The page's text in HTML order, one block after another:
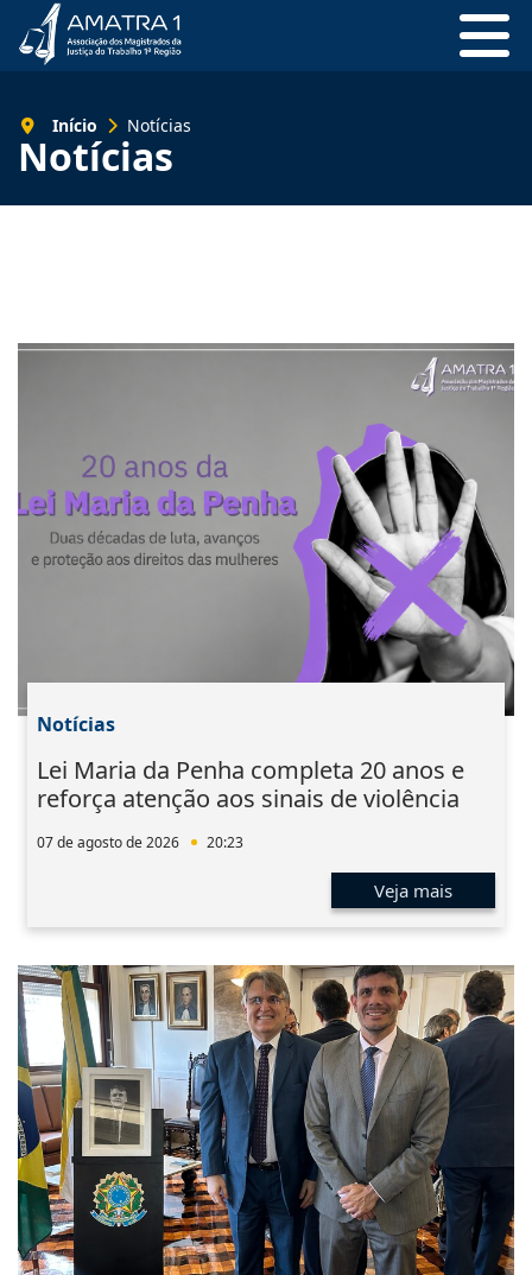
Notícias
Início Notícias
Notícias
Lei Maria da Penha completa 20 anos e
reforça atenção aos sinais de violência
07 de agosto de 2026 20:23
Veja mais